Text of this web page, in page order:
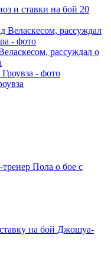
и ставки на бой 20
рассуждал о
Пола о бое с
на бой Джошуа-